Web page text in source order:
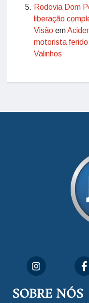
Rodovia Dom
liberação
Visão em
motorista
Valinhos
SOBRE NÓS